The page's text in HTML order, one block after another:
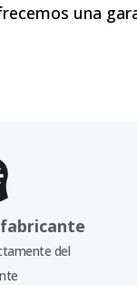
una
del